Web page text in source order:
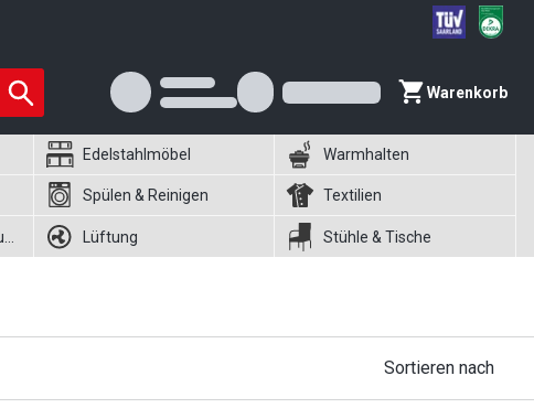
Warenkorb
Edelstahlmöbel Warmhalten
Spülen & Reinigen Textilien
Lüftung Stühle & Tische
Sortieren nach